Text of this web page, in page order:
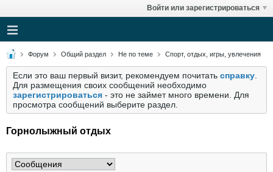
Войти или зарегистрироваться
Форум Общий раздел Не по теме Спорт, отдых, игры, увлечения
Если это ваш первый визит, рекомендуем почитать справку
Для размещения своих сообщений необходимо
зарегистрироваться - это не займет много времени. Для
просмотра сообщений выберите раздел.
Горнолыжный отдых